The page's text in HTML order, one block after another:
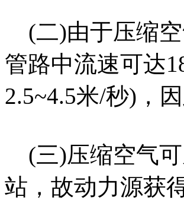
(二)由于压缩
管路中流速可达
2.5~4.5米/秒) ，
(三)压缩空气
站，故动力源获